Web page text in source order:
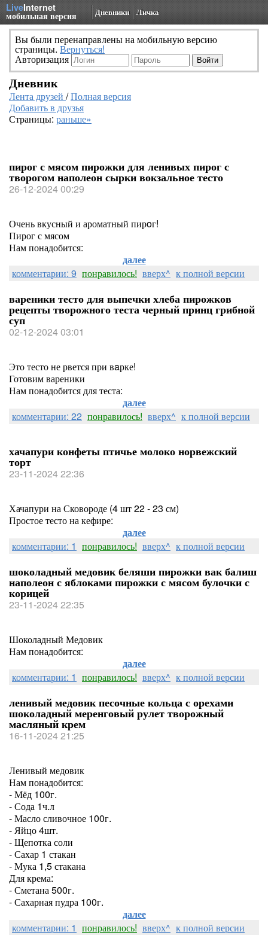
LiveInternet
мобильная версия Дневники Личка
Вы были перенаправлены на мобильную версию
страницы. Вернуться!
Авторизация
Дневник
Лента друзей /Полная версия
Добавить в друзья
Страницы: раньше»
пирог с мясом пирожки для ленивых пирог с
творогом наполеон сырки вокзальное тесто
26-12-2024 00:29
Очень вкусный и ароматный пирoг!
Пирог с мясом
Нам понадобится:
далее
комментарии: 9 понравилось! вверх^ к полной версии
вареники тесто для выпечки хлеба пирожков
рецепты творожного теста черный принц грибной
суп
02-12-2024 03:01
Это тесто не рвется при вaрке!
Готовим вареники
Нам понадобится для теста:
далее
комментарии: 22 понравилось! вверх^ к полной версии
хачапури конфеты птичье молоко норвежский
торт
23-11-2024 22:36
Хачапури на Сковороде (4 шт 22 - 23 см)
Простое тесто на кефире:
далее
комментарии: 1 понравилось! вверх^ к полной версии
шоколадный медовик беляши пирожки вак балиш
наполеон с яблоками пирожки с мясом булочки с
корицей
23-11-2024 22:35
Шоколадный Медовик
Нам понадобится:
далее
комментарии: 1 понравилось! вверх^ к полной версии
ленивый медовик песочные кольца с орехами
шоколадный меренговый рулет творожный
масляный крем
16-11-2024 21:25
Ленивый медовик
Нам понадобится:
- Мёд 100г.
- Сода 1ч.л
- Масло сливочное 100г.
- Яйцо 4шт.
- Щепотка соли
- Сахар 1 стакан
- Мука 1,5 стакана
Для крема:
- Сметана 500г.
- Сахарная пудра 100г.
далее
комментарии: 1 понравилось! вверх^ к полной версии